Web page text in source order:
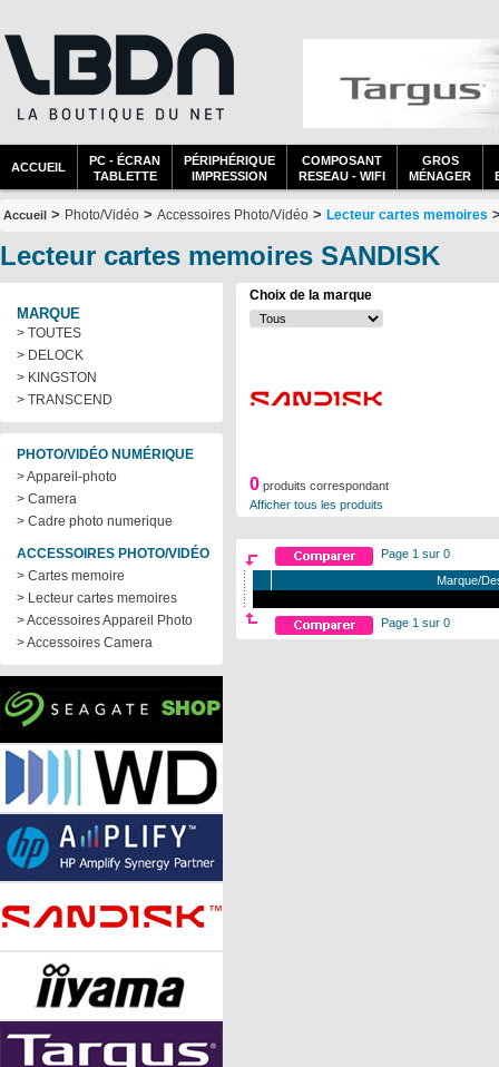
ACCUEIL
PC - ÉCRAN
TABLETTE
PÉRIPHÉRIQUE
IMPRESSION
COMPOSANT
RESEAU - WIFI
GROS
MÉNAGER
Accueil > Photo/Vidéo > Accessoires Photo/Vidéo > Lecteur cartes memoires
Lecteur cartes memoires SANDISK
MARQUE
> TOUTES
> DELOCK
> KINGSTON
> TRANSCEND
PHOTO/VIDÉO NUMÉRIQUE
> Appareil-photo
> Camera
> Cadre photo numerique
ACCESSOIRES PHOTO/VIDÉO
> Cartes memoire
> Lecteur cartes memoires
> Accessoires Appareil Photo
> Accessoires Camera
Choix de la marque
0 produits correspondant
Afficher tous les produits
Page 1 sur 0
Marque/
Page 1 sur 0